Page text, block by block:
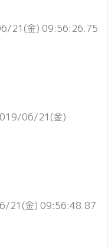
21(金) 09:56:26.75
06/21(金)
21(金) 09:56:48.87